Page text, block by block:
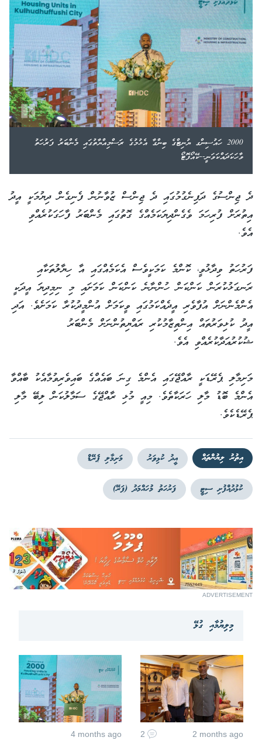
2000 ހައުސިންގ ޔުނިޓްގެ ބިންގާ އެޅުމުގެ ރަސްމިއްޔާތުގައި މެންބަރު ފަރުހަތު
ވާހަކަދައްކަވަނީ--ކޭއޯފޮޓޯ
ދެ ޖިންސުގެ ދަފިނެގުމުގައި ދެ ޖިންސް ޒުވާނުން ފެނިގެން ދިޔުމަކީ އީދު
އިތުރަށް ފުރިހަމަ ވެގެންދިޔަކަމެއްގެ ގޮތުގައި މެންބަރު ފާހަގަކުރެއްވި
އެވެ.
ފަރުހަތު ވިދާޅުވީ، ކޮންމެ ކަމަކީވެސް އެކަމެއްގައި އާ ހިޔާލުތަކާއި
ރަނގަޅުކުރަން ކަންކަން ހުންނާނެ ކަންކަން ކަމަށައި މި ނިމިދިޔަ އީދަކީ
އެންމެންނަށް އުފާވެރި އީދެއްކަމުގައި ވީކަމަށް އުންމީދުކުރާ ކަމަށެވެ. އަދި
އީދު ކުޅިވަރުތައް އިންތިޒާމުކުރި ރައްޔިތުންނަށް މެންބަރު
ޝުކުރުއަދާކުރެއްވި އެވެ.
މަށިމާލި ޕެރޭޑަކީ ރާއްޖޭގައި އެންމެ ގިނަ ބައެއްގެ ބައިވެރިވުމާއެކު ބާއްވާ
އެންމެ ބޮޑު މާލި ހަރަކާތެވެ. މިއީ މުޅި ރާއްޖޭގެ ސަމާލުކަން ލިބޭ މާލި
ޕެރޭޑެކެވެ.
އިތުރު ލިޔުންތައް އީދު ކުޅިވަރު މަށިމާލި ޕެރޭޑް
ކުޅުދުއްފުށި ސިޓީ ފަރުހަތު މުހައްމަދު (ފަރޭ)
ADVERTISEMENT
މިލިޔުމާއި ގުޅޭ
2 months ago
2
4 months ago